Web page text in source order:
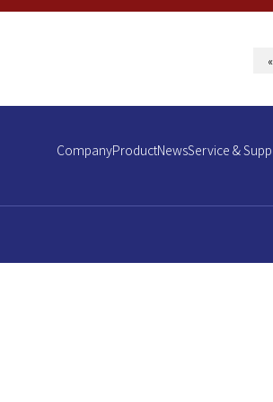
CompanyProductNewsService &